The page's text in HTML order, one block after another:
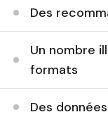
Des
Un nombre
formats
Des